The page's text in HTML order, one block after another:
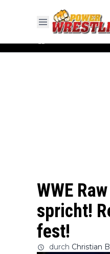
WWE
spricht!
fest!
durch Christian